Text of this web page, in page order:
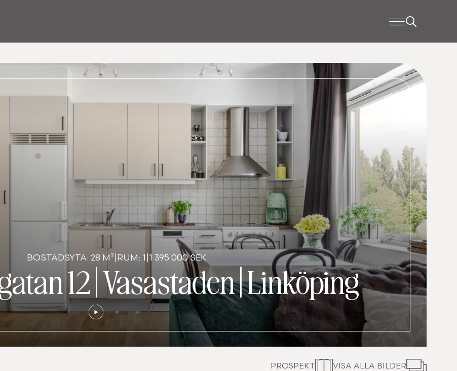
BOSTADSYTA: 28 M² RUM: 1 1 395 000 SEK
12|Vasastaden|Linköping
PROSPEKT VISA ALLA BILDER